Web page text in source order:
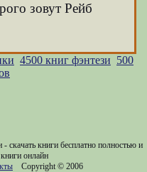
зовут Рейб
4500 книг фэнтези 500
скачать книги бесплатно полностью и
онлайн
Copyright © 2006